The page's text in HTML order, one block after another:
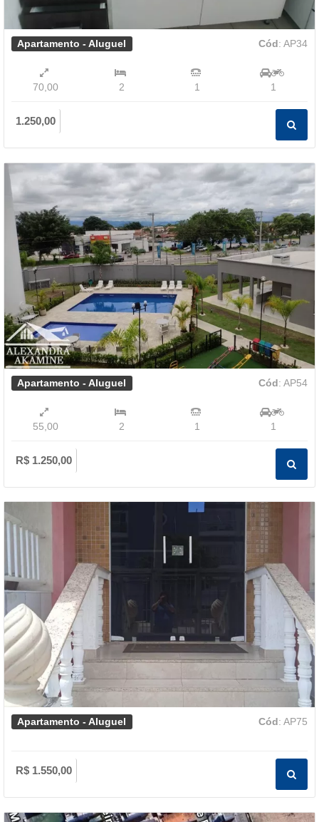
Apartamento - Aluguel Cód: AP34
70,00 2 1 1
1.250,00
Apartamento - Aluguel Cód: AP54
55,00 2 1 1
R$ 1.250,00
Apartamento - Aluguel Cód: AP75
R$ 1.550,00